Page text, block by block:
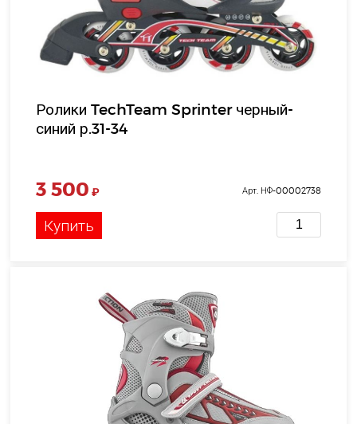
Ролики TechTeam Sprinter черный-
синий р.31-34
3 500 ₽ Арт. НФ-00002738
Купить